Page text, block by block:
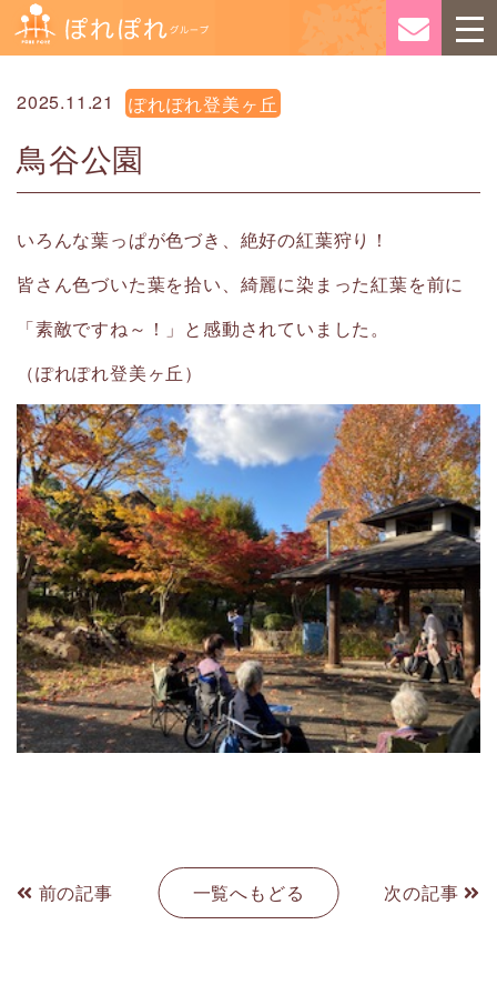
2025.11.21 ぽれぽれ登美ヶ丘
鳥谷公園
いろんな葉っぱが色づき、絶好の紅葉狩り！
皆さん色づいた葉を拾い、綺麗に染まった紅葉を前に
「素敵ですね～！」と感動されていました。
（ぽれぽれ登美ヶ丘）
前の記事 一覧へもどる 次の記事